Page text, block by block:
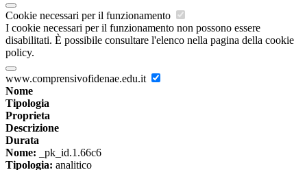
Cookie necessari per il funzionamento
I cookie necessari per il funzionamento non possono essere
disabilitati. È possibile consultare l'elenco nella pagina della cookie
policy.
www.comprensivofidenae.edu.it
Nome
Tipologia
Proprieta
Descrizione
Durata
Nome: _pk_id.1.66c6
Tipologia: analitico